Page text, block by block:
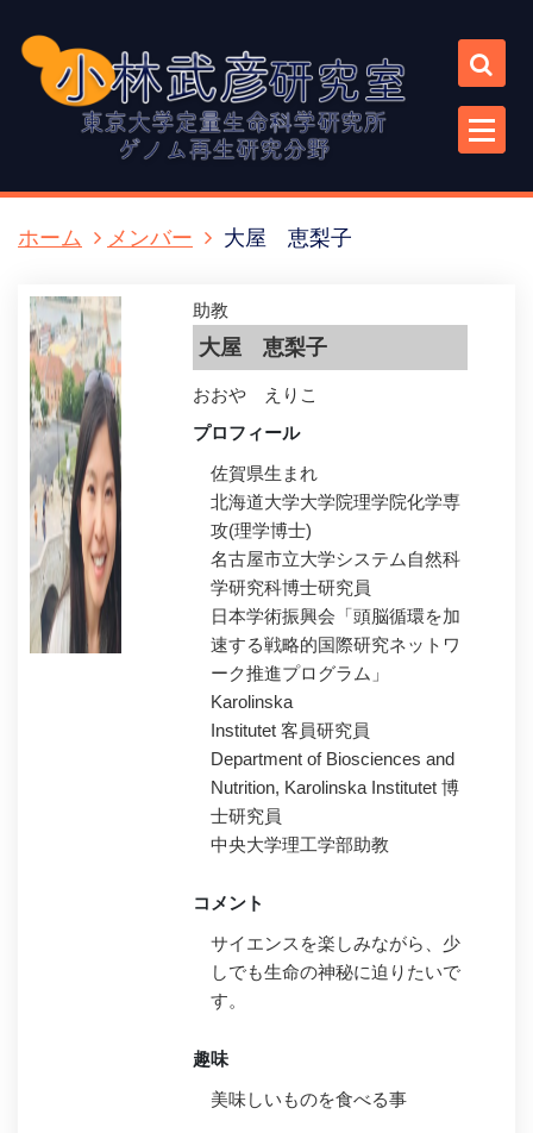
ホーム メンバー 大屋 恵梨子
助教
大屋 恵梨子
おおや えりこ
プロフィール
佐賀県生まれ
北海道大学大学院理学院化学専
攻(理学博士)
名古屋市立大学システム自然科
学研究科博士研究員
日本学術振興会「頭脳循環を加
速する戦略的国際研究ネットワ
ーク推進プログラム」
Karolinska
Institutet 客員研究員
Department of Biosciences and
Nutrition, Karolinska Institutet 博
士研究員
中央大学理工学部助教
コメント
サイエンスを楽しみながら、少
しでも生命の神秘に迫りたいで
す。
趣味
美味しいものを食べる事